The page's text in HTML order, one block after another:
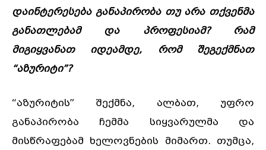
დაინტერესება განაპირობა თუ არა თქვენმა
განათლებამ და პროფესიამ? რამ
მიგიყვანათ იდეამდე, რომ შეგექმნათ
“აზურიტი”?
“აზურიტის” შექმნა, ალბათ, უფრო
განაპირობა ჩემმა სიყვარულმა და
მისწრაფებამ ხელოვნების მიმართ. თუმცა,